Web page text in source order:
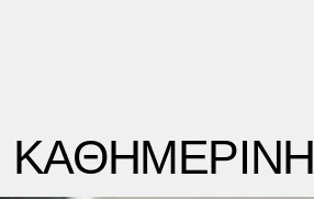
ΚΑΘΗΜΕΡΙΝΗ